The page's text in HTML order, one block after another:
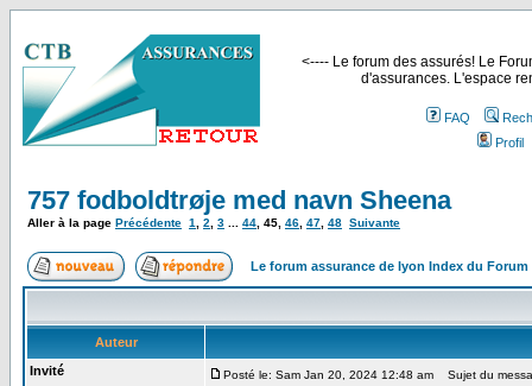
<---- Le forum des assurés! Le
d'assurances. L'espace
FAQ
Profil
757 fodboldtrøje med navn Sheena
Aller à la page Précédente 1 2 3 44 45 46 47 48 Suivante
Le forum assurance de lyon Index du Forum
Auteur
Invité
Posté le: Sam Jan 20, 2024 12:48 am Sujet du